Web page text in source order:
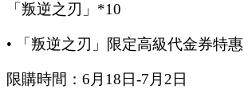
「叛逆之刃」 *10
• 「叛逆之刃」限定高級代金券特惠
限購時間： 6月 18 日-7月 2 日